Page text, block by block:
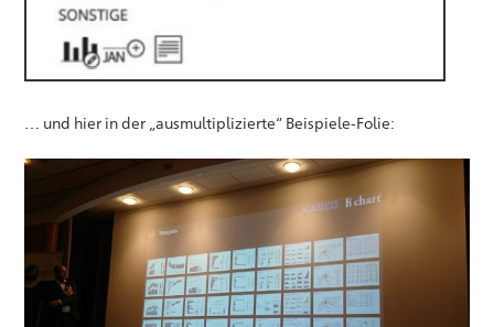
… und hier in der „ausmultiplizierte“ Beispiele-Folie: